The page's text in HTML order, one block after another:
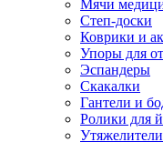
Мячи
Степ-доски
Коврики и
Упоры для
Эспандеры
Скакалки
Гантели и
Ролики для
Утяжелители